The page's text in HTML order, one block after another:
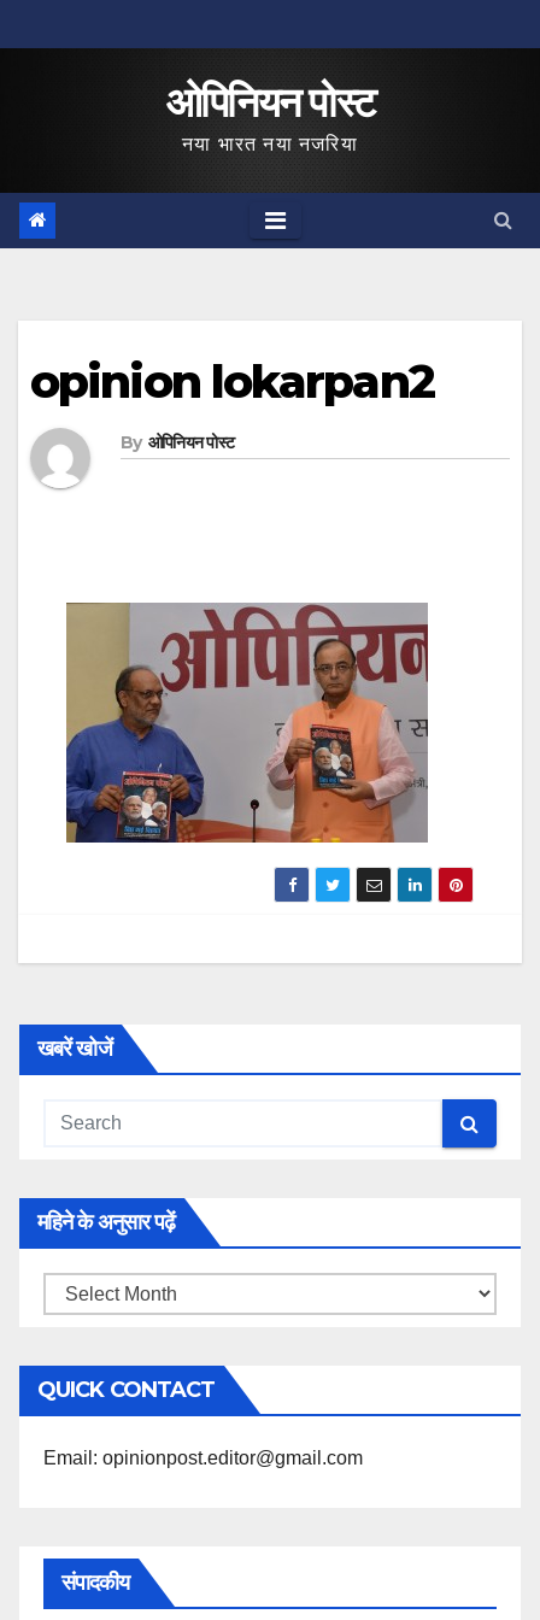
to
ओपिनियन पोस्ट
नया भारत नया नजरिया
opinion lokarpan2
By ओपिनियन पोस्ट
खबरें खोजें
महिने के अनुसार पढ़ें
महिने
अनुसार
पढ़ें
QUICK CONTACT
Email: opinionpost.editor@gmail.com
संपादकीय